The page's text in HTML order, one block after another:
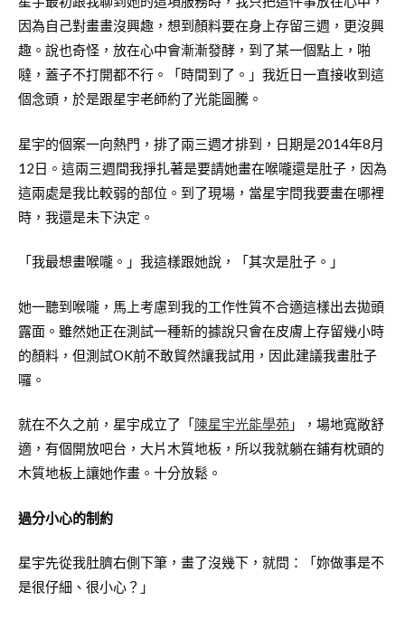
因為自己對畫畫沒興趣，想到顏料要在身上存留三週，更沒興
趣。說也奇怪，放在心中會漸漸發酵，到了某一個點上，啪
噠，蓋子不打開都不行。「時間到了。」我近日一直接收到這
個念頭，於是跟星宇老師約了光能圖騰。
星宇的個案一向熱門，排了兩三週才排到，日期是2014年8月
12日。這兩三週間我掙扎著是要請她畫在喉嚨還是肚子，因為
這兩處是我比較弱的部位。到了現場，當星宇問我要畫在哪裡
時，我還是未下決定。
「我最想畫喉嚨。」我這樣跟她說，「其次是肚子。」
她一聽到喉嚨，馬上考慮到我的工作性質不合適這樣出去拋頭
露面。雖然她正在測試一種新的據說只會在皮膚上存留幾小時
的顏料，但測試OK前不敢貿然讓我試用，因此建議我畫肚子
囉。
就在不久之前，星宇成立了「陳星宇光能學苑 」，場地寬敞舒
適，有個開放吧台，大片木質地板，所以我就躺在鋪有枕頭的
木質地板上讓她作畫。十分放鬆。
過分小心的制約
星宇先從我肚臍右側下筆，畫了沒幾下，就問：「妳做事是不
是很仔細、很小心？」